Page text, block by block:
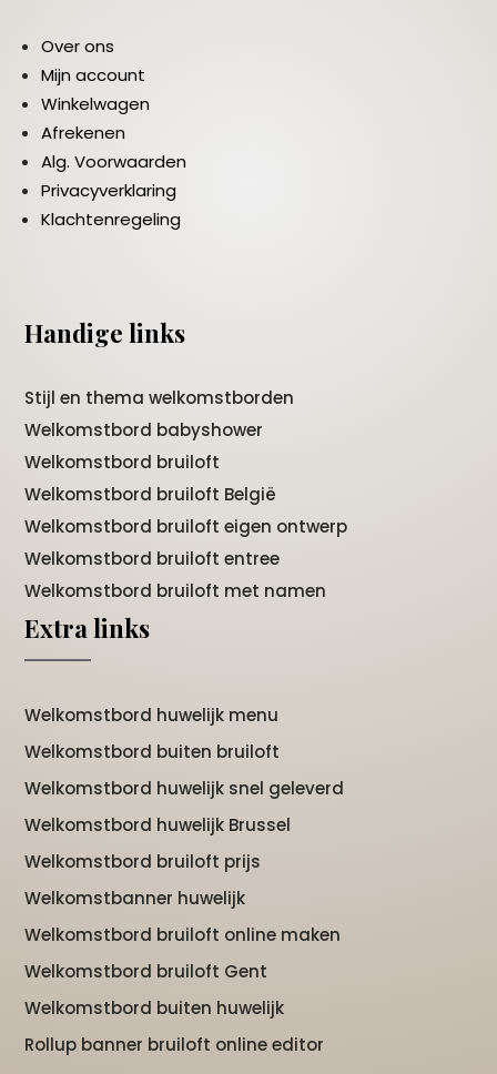
Over ons
Mijn account
Winkelwagen
Afrekenen
Alg. Voorwaarden
Privacyverklaring
Klachtenregeling
Handige links
Stijl en thema welkomstborden
Welkomstbord babyshower
Welkomstbord bruiloft
Welkomstbord bruiloft België
Welkomstbord bruiloft eigen ontwerp
Welkomstbord bruiloft entree
Welkomstbord bruiloft met namen
Extra links
Welkomstbord huwelijk menu
Welkomstbord buiten bruiloft
Welkomstbord huwelijk snel geleverd
Welkomstbord huwelijk Brussel
Welkomstbord bruiloft prijs
Welkomstbanner huwelijk
Welkomstbord bruiloft online maken
Welkomstbord bruiloft Gent
Welkomstbord buiten huwelijk
Rollup banner bruiloft online editor